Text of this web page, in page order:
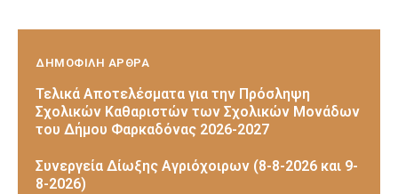
ΔΗΜΟΦΙΛΗ ΑΡΘΡΑ
Τελικά Αποτελέσματα για την Πρόσληψη
Σχολικών Καθαριστών των Σχολικών Μονάδων
του Δήμου Φαρκαδόνας 2026-2027
Συνεργεία Δίωξης Αγριόχοιρων (8-8-2026 και 9-
8-2026)